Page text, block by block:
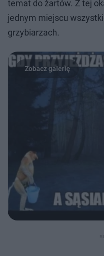
temat do żartów. Z tej
jednym miejscu
grzybiarzach.